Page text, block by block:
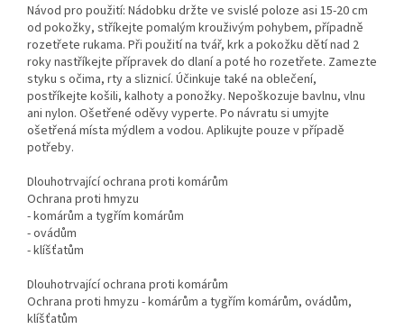
Návod pro použití: Nádobku držte ve svislé poloze asi 15-20 cm
od pokožky, stříkejte pomalým krouživým pohybem, případně
rozetřete rukama. Při použití na tvář, krk a pokožku dětí nad 2
roky nastříkejte přípravek do dlaní a poté ho rozetřete. Zamezte
styku s očima, rty a sliznicí. Účinkuje také na oblečení,
postříkejte košili, kalhoty a ponožky. Nepoškozuje bavlnu, vlnu
ani nylon. Ošetřené oděvy vyperte. Po návratu si umyjte
ošetřená místa mýdlem a vodou. Aplikujte pouze v případě
potřeby.
Dlouhotrvající ochrana proti komárům
Ochrana proti hmyzu
- komárům a tygřím komárům
- ovádům
- klíšťatům
Dlouhotrvající ochrana proti komárům
Ochrana proti hmyzu - komárům a tygřím komárům, ovádům,
klíšťatům